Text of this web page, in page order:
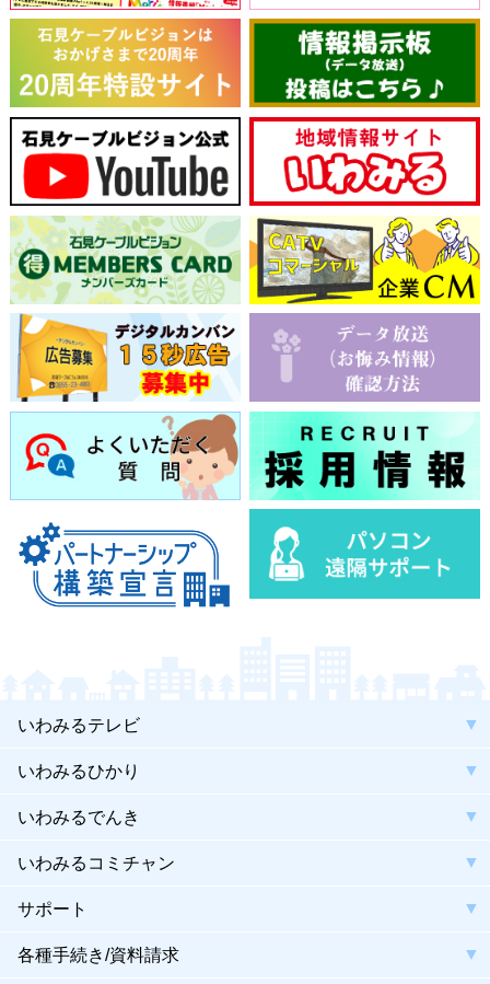
いわみるテレビ
いわみるひかり
いわみるでんき
いわみるコミチャン
サポート
各種手続き/資料請求